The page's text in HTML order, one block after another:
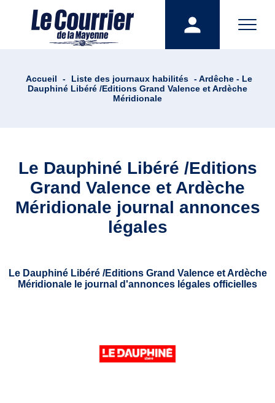
Accueil - Liste des journaux habilités - Ardêche - Le
Dauphiné Libéré /Editions Grand Valence et Ardèche
Méridionale
Le Dauphiné Libéré /Editions
Grand Valence et Ardèche
Méridionale journal annonces
légales
Le Dauphiné Libéré /Editions Grand Valence et Ardèche
Méridionale le journal d'annonces légales officielles